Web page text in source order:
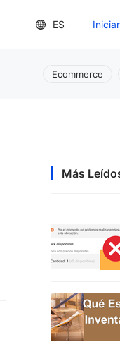
ES
Ecommerce
Más